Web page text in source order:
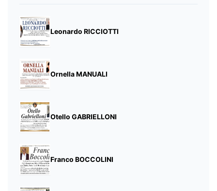
Leonardo RICCIOTTI
Ornella MANUALI
Otello GABRIELLONI
Franco BOCCOLINI